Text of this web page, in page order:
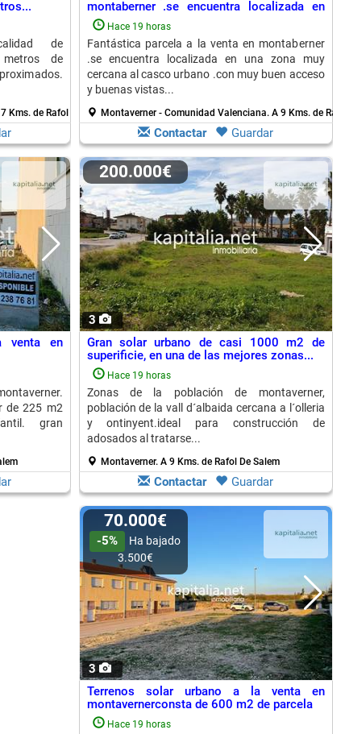
de
de
Kms. de Rafol De Salem
montaberner .se encuentra localizada en
una...Hace 19 horas
Fantástica parcela a la venta en montaberner
.se encuentra localizada en una zona muy
cercana al casco urbano .con muy buen acceso
y buenas vistas...
Montaverner - Comunidad Valenciana. A 9 Kms. de
Contactar Guardar
venta en
de 225 m2
gran
3
200.000€
Gran solar urbano de casi 1000 m2 de
superificie, en una de las mejores zonas...
Hace 19 horas
Zonas de la población de montaverner,
población de la vall d´albaida cercana a l´olleria
y ontinyent.ideal para construcción de
adosados al tratarse...
Montaverner. A 9 Kms. de Rafol De Salem
Contactar Guardar
3
70.000€
-5%
Ha bajado
3.500€
Terrenos solar urbano a la venta en
montavernerconsta de 600 m2 de parcela
Hace 19 horas